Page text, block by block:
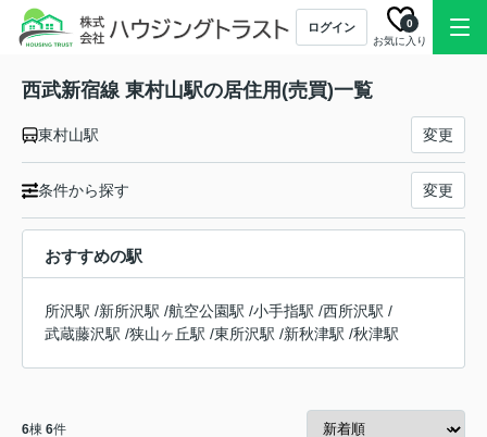
ログイン
お気に入り
0
西武新宿線 東村山駅の居住用(売買)一覧
東村山駅 変更
条件から探す 変更
おすすめの駅
所沢駅 /新所沢駅 /航空公園駅 /小手指駅 /西所沢駅 /
武蔵藤沢駅 /狭山ヶ丘駅 /東所沢駅 /新秋津駅 /秋津駅
6棟 6件